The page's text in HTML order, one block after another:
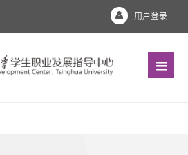
用户登录